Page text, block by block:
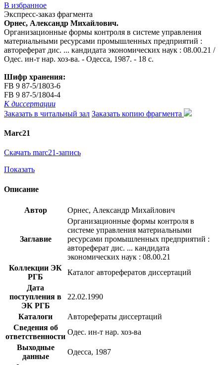
В избранное
Экспресс-заказ фрагмента
Орнес, Александр Михайлович.
Организационные формы контроля в системе управления
материальными ресурсами промышленных предприятий :
автореферат дис. ... кандидата экономических наук : 08.00.21 /
Одес. ин-т нар. хоз-ва. - Одесса, 1987. - 18 с.
Шифр хранения:
FB 9 87-5/1803-6
FB 9 87-5/1804-4
К диссертации
Заказать в читальный зал Заказать копию фрагмента
Marc21
Скачать marc21-запись
Показать
Описание
Автор Орнес, Александр Михайлович
Заглавие
Организационные формы контроля в
системе управления материальными
ресурсами промышленных предприятий :
автореферат дис. ... кандидата
экономических наук : 08.00.21
Коллекции ЭК
РГБ
Каталог авторефератов диссертаций
Дата
поступления в
ЭК РГБ
22.02.1990
Каталоги
Авторефераты диссертаций
Сведения об
ответственности
Одес. ин-т нар. хоз-ва
Выходные
данные
Одесса, 1987